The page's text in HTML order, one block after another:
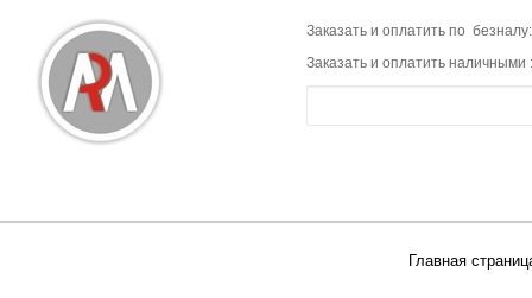
Заказать и оплатить по
Заказать и оплатить наличными
Главная